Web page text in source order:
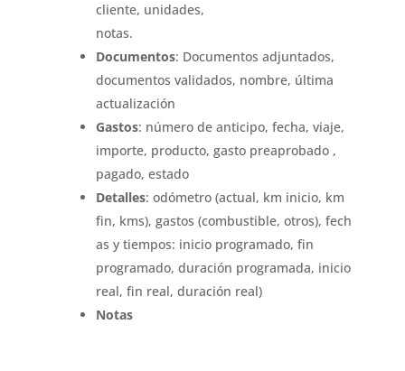
cliente, unidades,
notas.
Documentos: Documentos adjuntados,
documentos validados, nombre, última
actualización
Gastos: número de anticipo, fecha, viaje,
importe, producto, gasto preaprobado ,
pagado, estado
Detalles: odómetro (actual, km inicio, km
fin, kms), gastos (combustible, otros), fech
as y tiempos: inicio programado, fin
programado, duración programada, inicio
real, fin real, duración real)
Notas